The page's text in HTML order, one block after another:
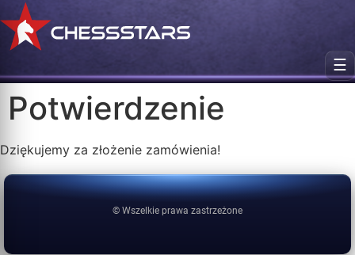
☰
Potwierdzenie
Dziękujemy za złożenie zamówienia!
© Wszelkie prawa zastrzeżone